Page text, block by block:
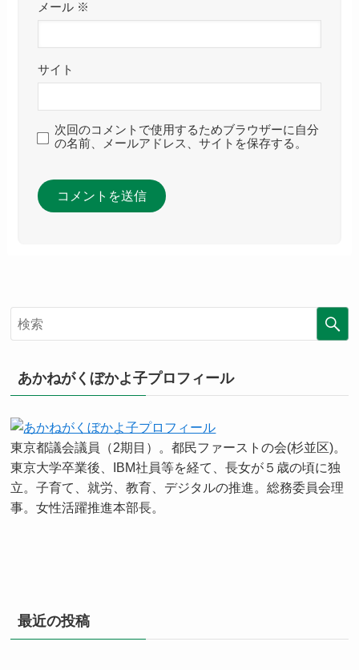
メール ※
サイト
次回のコメントで使用するためブラウザーに自分
の名前、メールアドレス、サイトを保存する。
あかねがくぼかよ子プロフィール
東京都議会議員（2期目）。都民ファーストの会(杉並区)。
東京大学卒業後、IBM社員等を経て、長女が５歳の頃に独
立。子育て、就労、教育、デジタルの推進。総務委員会理
事。女性活躍推進本部長。
最近の投稿